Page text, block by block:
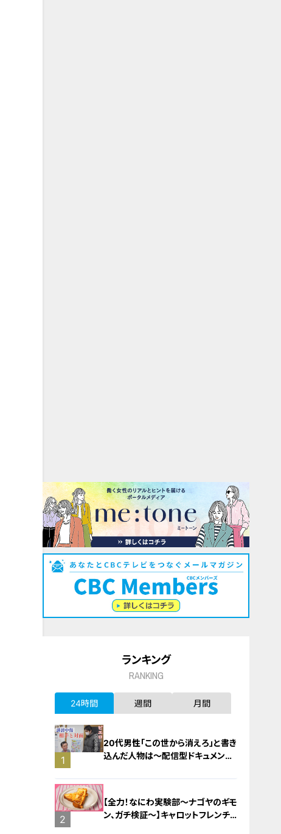
ランキング
RANKING
24時間 週間 月間
1
20代男性「この世から消えろ」と書き
込んだ人物は～配信型ドキュメンタ
０話
2
【全力！なにわ実験部～ナゴヤのギモ
ン、ガチ検証～】キャロットフレンチ